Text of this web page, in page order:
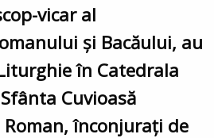
vicar al
și Bacăului, au
în Catedrala
Cuvioasă
înconjurați de